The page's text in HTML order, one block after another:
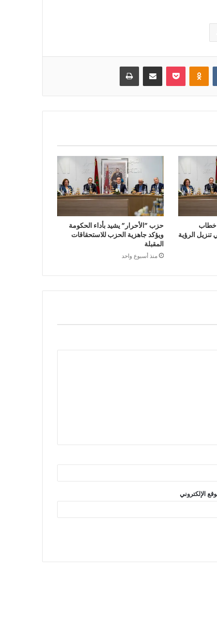
Odnoklassniki
بوكيت مشاركة عبر البريد طباعة
خطاب
الرؤية
حزب ”الأحرار” يشيد بأداء الحكومة
ويؤكد جاهزية الحزب للاستحقاقات
المقبلة
منذ أسبوع واحد
الإلكتروني